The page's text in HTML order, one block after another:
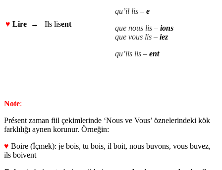
♥ Lire → Ils lisent
qu’il lis – e
que nous lis – ions
que vous lis – iez
qu’ils lis – ent
Note:
Présent zaman fiil çekimlerinde ‘Nous ve Vous’ öznelerindeki kök
farklılığı aynen korunur. Örneğin:
♥ Boire (İçmek): je bois, tu bois, il boit, nous buvons, vous buvez,
ils boivent